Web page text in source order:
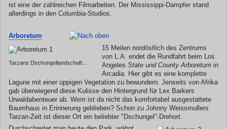
ist eine der zahlreichen Filmarbeiten. Der Mississippi-Dampfer stand
allerdings in den Columbia-Studios.
Arboretum
Tarzans Dschungellandschaft...
15 Meilen nordöstlich des Zentrums
von L.A. endet die Rundfahrt beim Los
Angeles State und County Arboretum in
Arcadia. Hier gibt es eine komplette
Lagune mit einer üppigen Vegetation zu bewundern. Jenseits von Afrika
gab überwiegend diese Kulisse den Hintergrund für Lex Barkers
Urwaldabenteuer ab. Wem ist da nicht das komfortabel ausgestattete
Baumhaus in Erinnerung geblieben? Schon zu Johnny Weissmullers
Tarzan-Zeit ist dieser Ort ein beliebter "Dschungel"-Drehort.